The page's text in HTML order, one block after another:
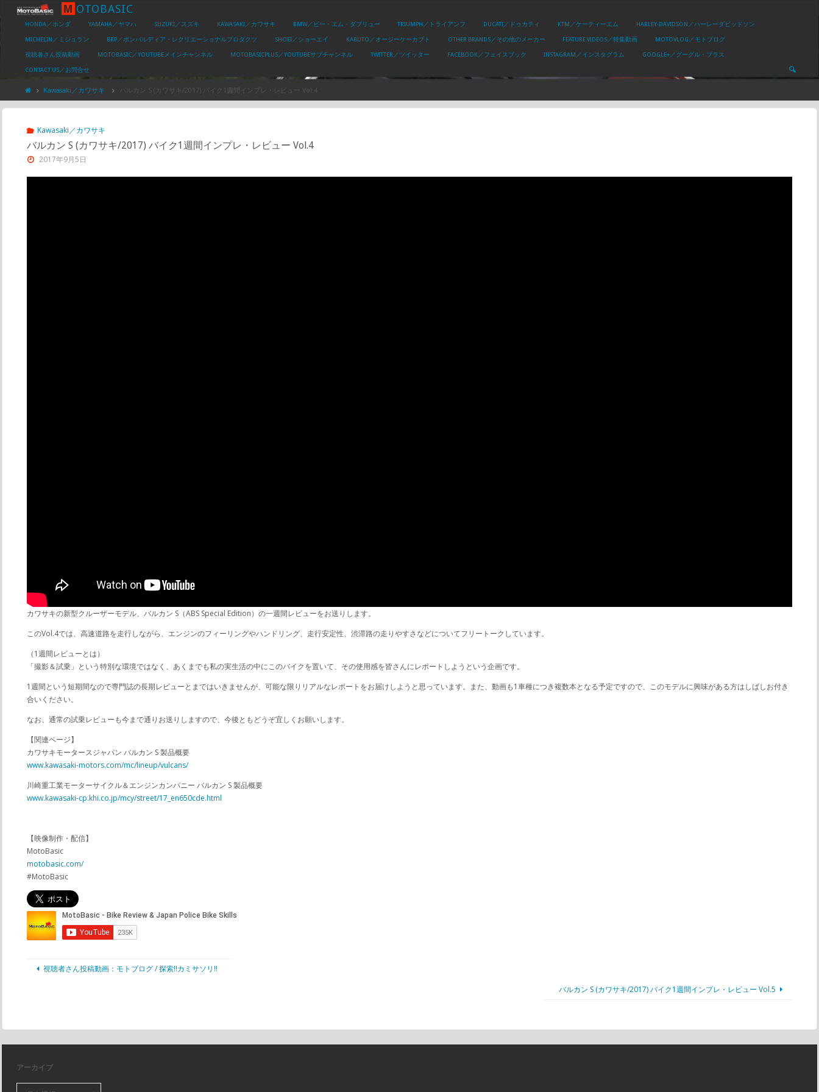
M OTOBASIC
HONDA／ホンダ YAMAHA／ヤマハ SUZUKI／スズキ KAWASAKI／カワサキ BMW／ビー・エム・ダブリュー TRIUMPH／トライアンフ DUCATI／ドゥカティ KTM／ケーティーエム HARLEY-DAVIDSON／ハーレーダビッドソン
MICHELIN／ミシュラン BRP／ボンバルディア・レクリエーショナルプロダクツ SHOEI／ショーエイ KABUTO／オージーケーカブト OTHER BRANDS／その他のメーカー FEATURE VIDEOS／特集動画 MOTOVLOG／モトブログ
視聴者さん投稿動画 MOTOBASIC／YOUTUBEメインチャンネル MOTOBASICPLUS／YOUTUBEサブチャンネル TWITTER／ツイッター FACEBOOK／フェイスブック INSTAGRAM／インスタグラム GOOGLE+／グーグル・プラス
CONTACT US／お問合せ
Kawasaki／カワサキ バルカン S (カワサキ/2017) バイク1週間インプレ・レビュー Vol.4
Kawasaki／カワサキ
バルカン S (カワサキ/2017) バイク1週間インプレ・レビュー Vol.4
2017年9月5日
カワサキの新型クルーザーモデル、バルカン S（ABS Special Edition）の一週間レビューをお送りします。
このVol.4では、高速道路を走行しながら、エンジンのフィーリングやハンドリング、走行安定性、渋滞路の走りやすさなどについてフリートークしています。
（1週間レビューとは）
「撮影＆試乗」という特別な環境ではなく、あくまでも私の実生活の中にこのバイクを置いて、その使用感を皆さんにレポートしようという企画です。
1週間という短期間なので専門誌の長期レビューとまではいきませんが、可能な限りリアルなレポートをお届けしようと思っています。また、動画も1車種につき複数本となる予定ですので、このモデルに興味がある方はしばしお付き
合いください。
なお、通常の試乗レビューも今まで通りお送りしますので、今後ともどうぞ宜しくお願いします。
【関連ページ】
カワサキモータースジャパン バルカン S 製品概要
www.kawasaki-motors.com/mc/lineup/vulcans/
川崎重工業モーターサイクル＆エンジンカンパニー バルカン S 製品概要
www.kawasaki-cp.khi.co.jp/mcy/street/17_en650cde.html
【映像制作・配信】
MotoBasic
motobasic.com/
#MotoBasic
視聴者さん投稿動画：モトブログ / 探索!!カミサソリ!!
バルカン S (カワサキ/2017) バイク1週間インプレ・レビュー Vol.5
アーカイブ